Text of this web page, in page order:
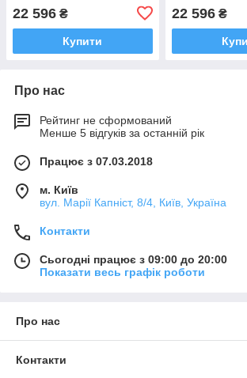
22 596 ₴
Купити
принтом
22 596₴
Про нас
Рейтинг не сформований
Менше 5 відгуків за останній рік
Працює з 07.03.2018
м. Київ
вул. Марії Капніст, 8/4, Київ, Україна
Контакти
Сьогодні працює з 09:00 до 20:00
Показати весь графік роботи
Про нас
Контакти